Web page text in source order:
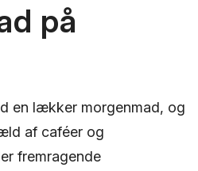
på
en lækker morgenmad, og
af caféer og
fremragende